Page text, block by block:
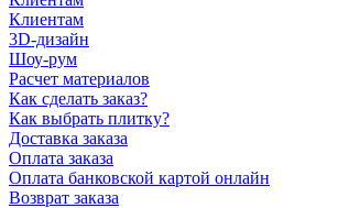
Клиентам
3D-дизайн
Шоу-рум
Расчет материалов
Как сделать заказ?
Как выбрать плитку?
Доставка заказа
Оплата заказа
Оплата банковской картой онлайн
Возврат заказа